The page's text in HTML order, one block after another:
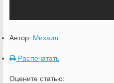
Автор: Михаил
Распечатать
Оцените статью: